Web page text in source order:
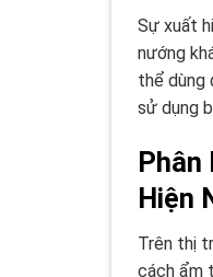
Sự xuất
nướng
thể dùng
sử dụng
Phân
Hiện
Trên thị
cách ẩm